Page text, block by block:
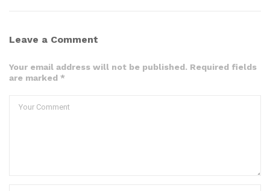
Leave a Comment
Your email address will not be published. Required fields
are marked *